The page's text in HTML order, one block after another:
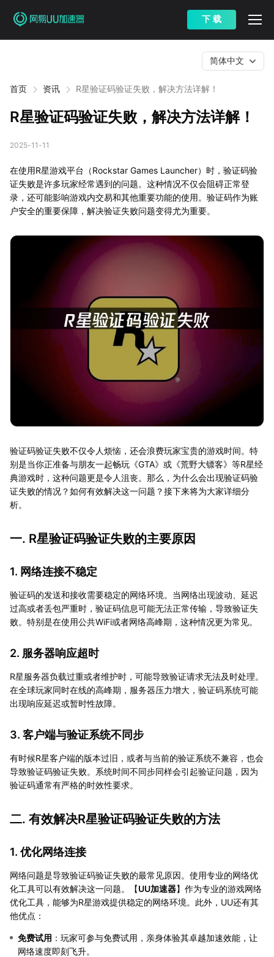
下 载
首页 资讯 R星验证码验证失败，解决方法详解！
简体中文
R星验证码验证失败，解决方法详解！
2025-11-11
在使用R星游戏平台（Rockstar Games Launcher）时，验证码验
证失败是许多玩家经常遇到的问题。这种情况不仅会阻碍正常登
录，还可能影响游戏内交易和其他重要功能的使用。验证码作为账
户安全的重要保障，解决验证失败问题变得尤为重要。
验证码验证失败不仅令人烦恼，还会浪费玩家宝贵的游戏时间。特
别是当你正准备与朋友一起畅玩《GTA》或《荒野大镖客》等R星经
典游戏时，这种问题更是令人沮丧。那么，为什么会出现验证码验
证失败的情况？如何有效解决这一问题？接下来将为大家详细分
析。
一. R星验证码验证失败的主要原因
1. 网络连接不稳定
验证码的发送和接收需要稳定的网络环境。当网络出现波动、延迟
过高或者丢包严重时，验证码信息可能无法正常传输，导致验证失
败。特别是在使用公共WiFi或者网络高峰期，这种情况更为常见。
2. 服务器响应超时
R星服务器负载过重或者维护时，可能导致验证请求无法及时处理。
在全球玩家同时在线的高峰期，服务器压力增大，验证码系统可能
出现响应延迟或暂时性故障。
3. 客户端与验证系统不同步
有时候R星客户端的版本过旧，或者与当前的验证系统不兼容，也会
导致验证码验证失败。系统时间不同步同样会引起验证问题，因为
验证码通常有严格的时效性要求。
二. 有效解决R星验证码验证失败的方法
1. 优化网络连接
网络问题是导致验证码验证失败的最常见原因。使用专业的网络优
化工具可以有效解决这一问题。【UU加速器】作为专业的游戏网络
优化工具，能够为R星游戏提供稳定的网络环境。此外，UU还有其
他优点：
免费试用 ：玩家可参与免费试用，亲身体验其卓越加速效能，让
网络速度即刻飞升。